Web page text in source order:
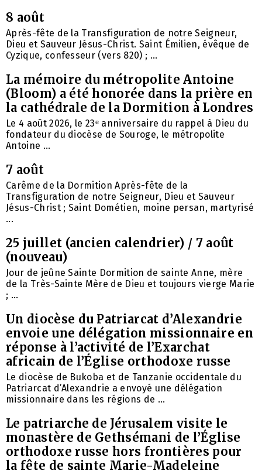
8 août
Après-fête de la Transfiguration de notre Seigneur,
Dieu et Sauveur Jésus-Christ. Saint Émilien, évêque de
Cyzique, confesseur (vers 820) ; ...
La mémoire du métropolite Antoine
(Bloom) a été honorée dans la prière en
la cathédrale de la Dormition à Londres
Le 4 août 2026, le 23ᵉ anniversaire du rappel à Dieu du
fondateur du diocèse de Souroge, le métropolite
Antoine ...
7 août
Carême de la Dormition Après-fête de la
Transfiguration de notre Seigneur, Dieu et Sauveur
Jésus-Christ ; Saint Dométien, moine persan, martyrisé
...
25 juillet (ancien calendrier) / 7 août
(nouveau)
Jour de jeûne Sainte Dormition de sainte Anne, mère
de la Très-Sainte Mère de Dieu et toujours vierge Marie
; ...
Un diocèse du Patriarcat d’Alexandrie
envoie une délégation missionnaire en
réponse à l’activité de l’Exarchat
africain de l’Église orthodoxe russe
Le diocèse de Bukoba et de Tanzanie occidentale du
Patriarcat d’Alexandrie a envoyé une délégation
missionnaire dans les régions de ...
Le patriarche de Jérusalem visite le
monastère de Gethsémani de l’Église
orthodoxe russe hors frontières pour
la fête de sainte Marie-Madeleine